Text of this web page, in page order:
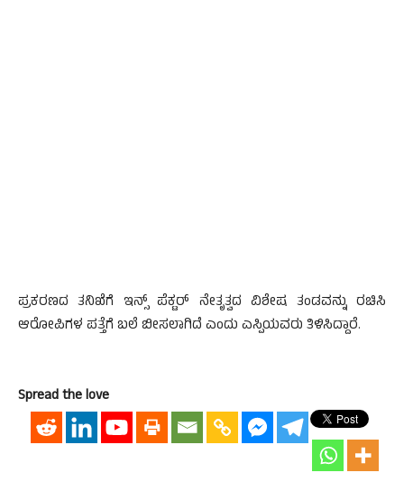
ಪ್ರಕರಣದ ತನಿಖೆಗೆ ಇನ್ಸ್ ಪೆಕ್ಟರ್ ನೇತೃತ್ವದ ವಿಶೇಷ ತಂಡವನ್ನು ರಚಿಸಿ
ಆರೋಪಿಗಳ ಪತ್ತೆಗೆ ಬಲೆ ಬೀಸಲಾಗಿದೆ ಎಂದು ಎಸ್ಪಿಯವರು ತಿಳಿಸಿದ್ದಾರೆ.
Spread the love